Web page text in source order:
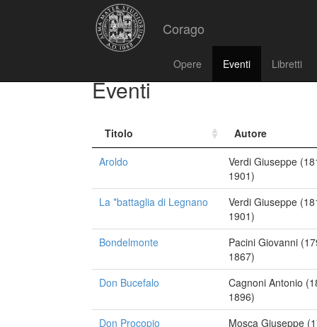
Corago
Opere Eventi Libretti
Eventi
Titolo
Autore
Aroldo
Verdi Giuseppe
1901)
La *battaglia di Legnano
Verdi Giuseppe
1901)
Bondelmonte
Pacini Giovanni
1867)
Don Bucefalo
Cagnoni Antonio
1896)
Don Procopio
Mosca Giuseppe